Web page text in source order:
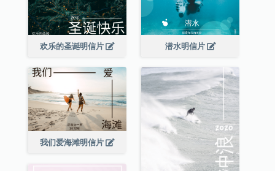
欢乐的圣诞明信片 潜水明信片
我们爱海滩明信片